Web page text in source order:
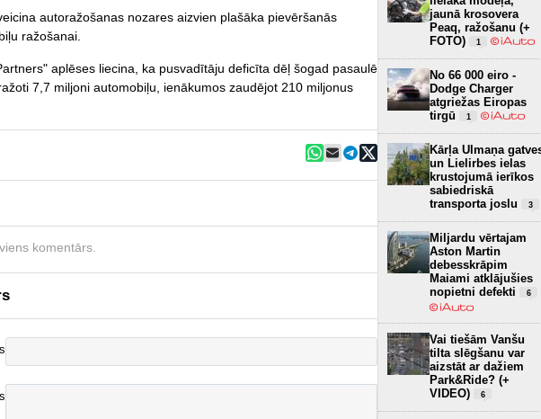
autoražošanas nozares aizvien plašāka pievēršanās
ražošanai.
aplēses liecina, ka pusvadītāju deficīta dēļ šogad pasaulē
7,7 miljoni automobiļu, ienākumos zaudējot 210 miljonus
komentārs.
jaunā krosovera
Peaq, ražošanu (+
FOTO)
1
No 66 000 eiro -
Dodge Charger
atgriežas Eiropas
tirgū
1
Kārļa Ulmaņa
un Lielirbes ielas
krustojumā ierīkos
sabiedriskā
transporta joslu
3
Miljardu vērtajam
Aston Martin
debesskrāpim
Maiami atklājušies
nopietni defekti
6
Vai tiešām Vanšu
tilta slēgšanu var
aizstāt ar dažiem
Park&Ride? (+
VIDEO)
6